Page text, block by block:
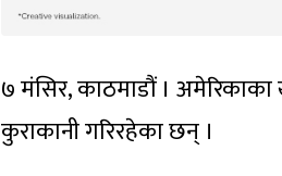
७ मंसिर, काठमाडौं ।
कुराकानी गरिरहेका छन् ।